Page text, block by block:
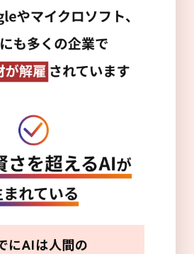
にAIは人間の